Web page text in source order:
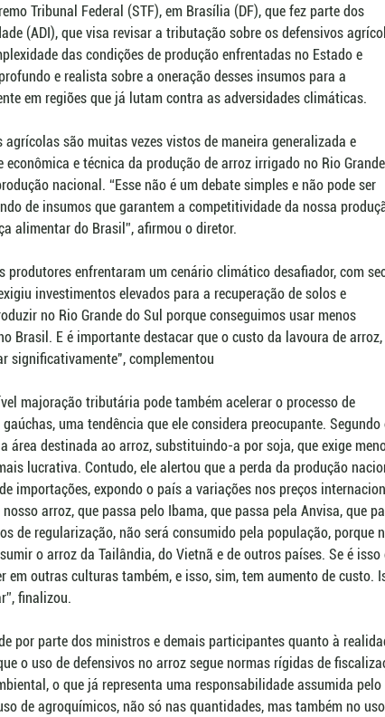
Tribunal Federal (STF), em Brasília (DF), que fez parte dos
(ADI), que visa revisar a tributação sobre os defensivos
das condições de produção enfrentadas no Estado e
e realista sobre a oneração desses insumos para a
em regiões que já lutam contra as adversidades climáticas.
são muitas vezes vistos de maneira generalizada e
e técnica da produção de arroz irrigado no Rio
nacional. “Esse não é um debate simples e não pode ser
de insumos que garantem a competitividade da nossa
alimentar do Brasil”, afirmou o diretor.
produtores enfrentaram um cenário climático desafiador, com
investimentos elevados para a recuperação de solos e
no Rio Grande do Sul porque conseguimos usar menos
Brasil. E é importante destacar que o custo da lavoura de arroz,
significativamente", complementou
majoração tributária pode também acelerar o processo de
uma tendência que ele considera preocupante. Segundo
área destinada ao arroz, substituindo-a por soja, que exige
lucrativa. Contudo, ele alertou que a perda da produção
importações, expondo o país a variações nos preços
arroz, que passa pelo Ibama, que passa pela Anvisa, que
de regularização, não será consumido pela população, porque
o arroz da Tailândia, do Vietnã e de outros países. Se é isso
em outras culturas também, e isso, sim, tem aumento de custo.
finalizou.
por parte dos ministros e demais participantes quanto à
o uso de defensivos no arroz segue normas rígidas de
o que já representa uma responsabilidade assumida pelo
de agroquímicos, não só nas quantidades, mas também no uso